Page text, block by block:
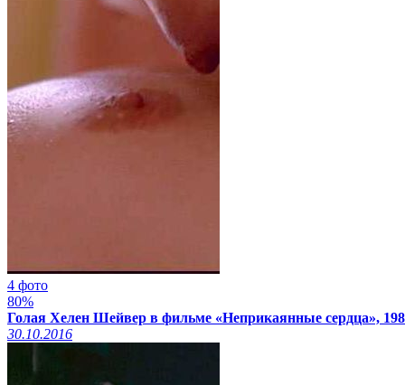
4 фото
80%
Голая Хелен Шейвер в фильме «Неприкаянные сердца»,
30.10.2016